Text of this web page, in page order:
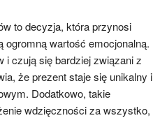
to decyzja, która przynosi
wartość emocjonalną.
i czują się bardziej związani z
że prezent staje się unikalny i
Dodatkowo, takie
wdzięczności za wszystko,